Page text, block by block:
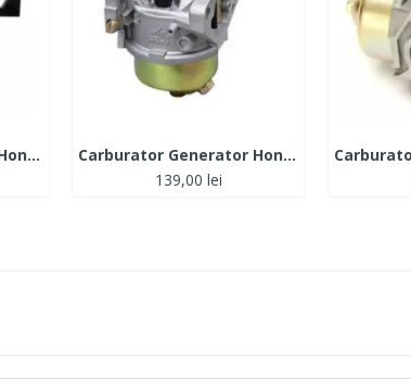
Carburator Generator Honda GX 270
Carburator Generator Honda GX 340
139,00 lei